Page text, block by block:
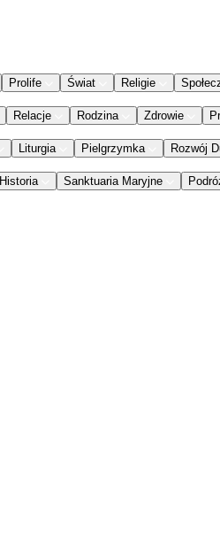
Prolife Świat Religie
Relacje Rodzina Zdrowie
Liturgia Pielgrzymka Rozwój
Historia Sanktuaria Maryjne